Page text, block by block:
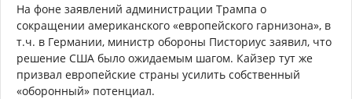
На фоне заявлений администрации Трампа о
сокращении американского «европейского гарнизона», в
т.ч. в Германии, министр обороны Писториус заявил, что
решение США было ожидаемым шагом. Кайзер тут же
призвал европейские страны усилить собственный
«оборонный» потенциал.